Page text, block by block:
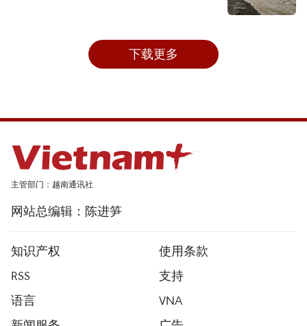
下载更多
主管部门：越南通讯社
网站总编辑：陈进笋
知识产权
使用条款
RSS
支持
语言
VNA